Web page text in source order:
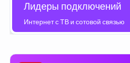
Лидеры подключений
Интернет с ТВ и сотовой связью